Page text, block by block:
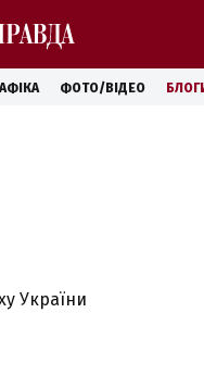
ФОТО/ВІДЕО
України